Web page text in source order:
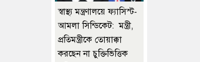
স্বাস্থ্য মন্ত্রণালয়ে ফ্যাসিস্ট-
আমলা সিন্ডিকেট: মন্ত্রী,
প্রতিমন্ত্রীকে তোয়াক্কা
করছেন না চুক্তিভিত্তিক